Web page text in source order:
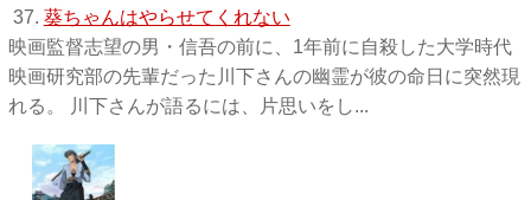
37. 葵ちゃんはやらせてくれない
映画監督志望の男・信吾の前に、1年前に自殺した大学時代
映画研究部の先輩だった川下さんの幽霊が彼の命日に突然現
れる。 川下さんが語るには、片思いをし...